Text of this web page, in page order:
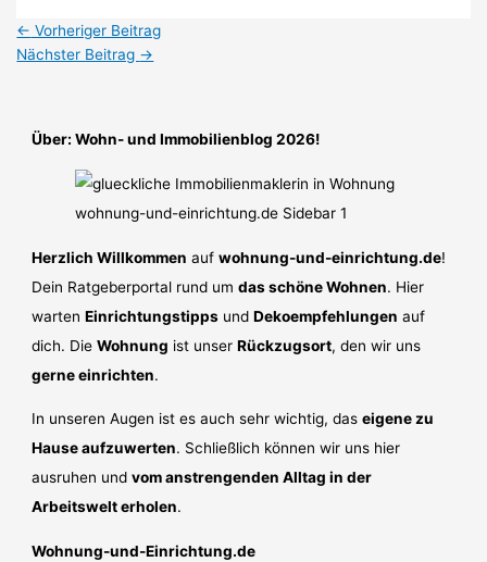
← Vorheriger Beitrag
Nächster Beitrag →
Über: Wohn- und Immobilienblog 2026!
Herzlich Willkommen aufwohnung-und-einrichtung.de!
Dein Ratgeberportal rund umdas schöne Wohnen. Hier
wartenEinrichtungstipps undDekoempfehlungen auf
dich. DieWohnung ist unserRückzugsort, den wir uns
gerne einrichten.
In unseren Augen ist es auch sehr wichtig, daseigene zu
Hause aufzuwerten. Schließlich können wir uns hier
ausruhen undvom anstrengenden Alltag in der
Arbeitswelt erholen.
Wohnung-und-Einrichtung.de